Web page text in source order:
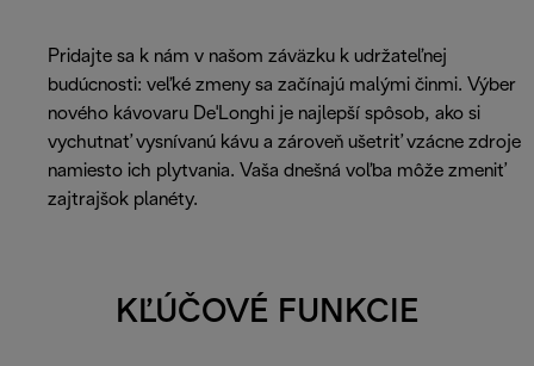
Pridajte sa k nám v našom záväzku k udržateľnej
budúcnosti: veľké zmeny sa začínajú malými činmi. Výber
nového kávovaru De'Longhi je najlepší spôsob, ako si
vychutnať vysnívanú kávu a zároveň ušetriť vzácne zdroje
namiesto ich plytvania. Vaša dnešná voľba môže zmeniť
zajtrajšok planéty.
KĽÚČOVÉ FUNKCIE